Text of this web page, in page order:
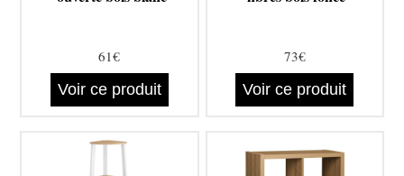
61€
Voir ce produit
73€
Voir ce produit